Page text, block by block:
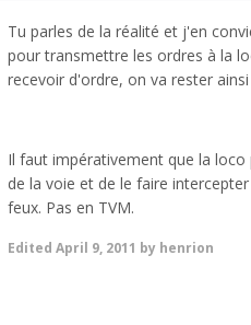
Tu parles de la réalité et j'en
pour transmettre les ordres à la
recevoir d'ordre, on va rester
Il faut impérativement que la
de la voie et de le faire
feux. Pas en TVM.
Edited April 9, 2011 by henrion